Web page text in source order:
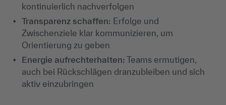
kontinuierlich nachverfolgen
Transparenz schaffen: Erfolge und
Zwischenziele klar kommunizieren, um
Orientierung zu geben
Energie aufrechterhalten: Teams ermutigen,
auch bei Rückschlägen dranzubleiben und sich
aktiv einzubringen